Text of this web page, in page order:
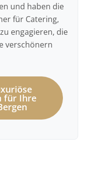
und haben die
für Catering,
engagieren, die
verschönern
für Ihre